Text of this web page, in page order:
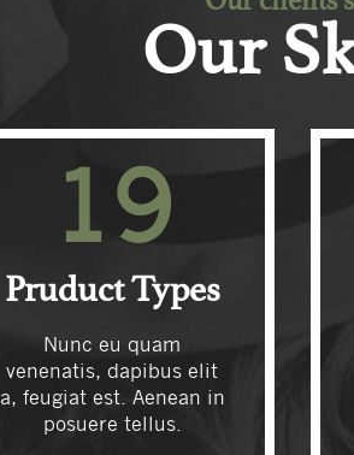
Our
19
Pruduct Types
Nunc eu quam
venenatis, dapibus elit
a, feugiat est. Aenean in
posuere tellus.